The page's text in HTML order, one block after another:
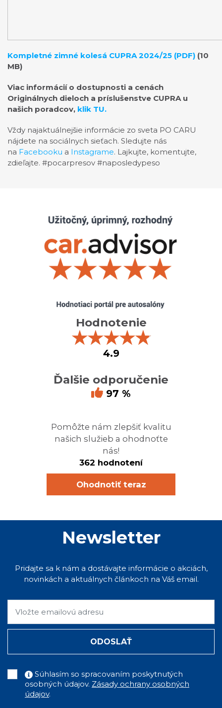
Kompletné zimné kolesá CUPRA 2024/25 (PDF) (10
MB)
Viac informácií o dostupnosti a cenách
Originálnych dieloch a príslušenstve CUPRA u
našich poradcov, klik TU.
Vždy najaktuálnejšie informácie zo sveta PO CARU
nájdete na sociálnych sieťach. Sledujte nás
na Facebooku a Instagrame. Lajkujte, komentujte,
zdieľajte. #pocarpresov #naposledypeso
Hodnotenie
★★★★★
4.9
Ďalšie odporučenie
97 %
Pomôžte nám zlepšiť kvalitu
našich služieb a ohodnoťte
nás!
362 hodnotení
Ohodnotiť teraz
Newsletter
Pridajte sa k nám a dostávajte informácie o akciách,
novinkách a aktuálnych článkoch na Váš email.
ODOSLAŤ
Súhlasím so spracovaním poskytnutých
osobných údajov. Zásady ochrany osobných
údajov.